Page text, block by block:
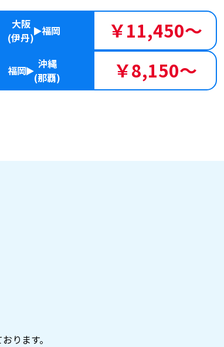
大阪
(伊丹) 福岡 ￥11,450～
福岡
沖縄
(那覇)
￥8,150～
ります。